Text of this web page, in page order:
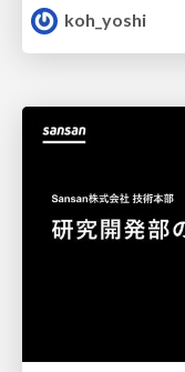
koh_yoshi